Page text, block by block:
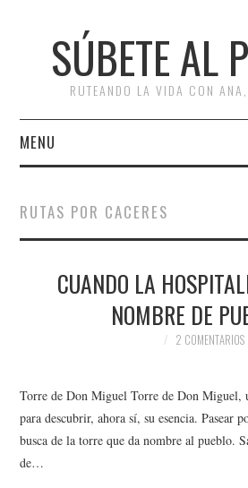
SÚBETE AL
RUTEANDO LA VIDA CON
MENU
RUTAS
ESCAPADAS
MISCELÁNEA
AMIGOS
CONTACTO
RUTAS POR CACERES
CUANDO LA
NOMBRE DE
2 COMENTARIOS
Torre de Don Miguel Torre de Don Miguel,
para descubrir, ahora sí, su esencia. Pasear
busca de la torre que da nombre al pueblo.
de…